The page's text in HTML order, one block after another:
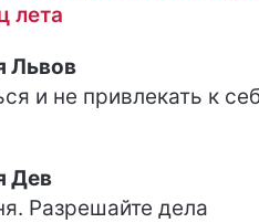
лета
Львов
и не привлекать к
Дев
Разрешайте дела